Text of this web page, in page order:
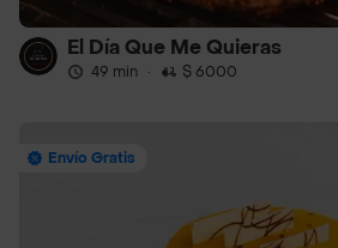
El Día Que Me Quieras
49 min · $ 6000
Envío Gratis